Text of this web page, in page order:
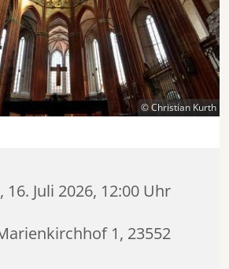
© Christian Kurth
Juli 2026, 12:00 Uhr
1, 23552